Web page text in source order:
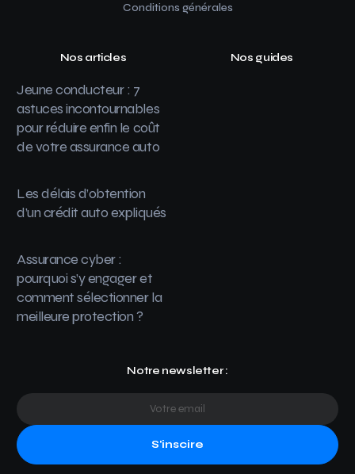
Conditions générales
Nos articles
Jeune conducteur : 7
astuces incontournables
pour réduire enfin le coût
de votre assurance auto
Les délais d’obtention
d’un crédit auto expliqués
Assurance cyber :
pourquoi s’y engager et
comment sélectionner la
meilleure protection ?
Nos guides
Notre newsletter :
S'inscire